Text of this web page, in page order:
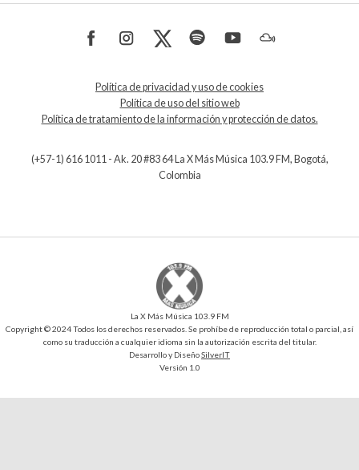
Política de privacidad y uso de cookies
Política de uso del sitio web
Política de tratamiento de la información y protección de datos.
(+57-1) 616 1011 - Ak. 20 #83 64 La X Más Música 103.9 FM, Bogotá,
Colombia
La X Más Música 103.9 FM
Copyright © 2024 Todos los derechos reservados. Se prohíbe de reproducción total o parcial, así
como su traducción a cualquier idioma sin la autorización escrita del titular.
Desarrollo y DiseñoSilverIT
Versión 1.0